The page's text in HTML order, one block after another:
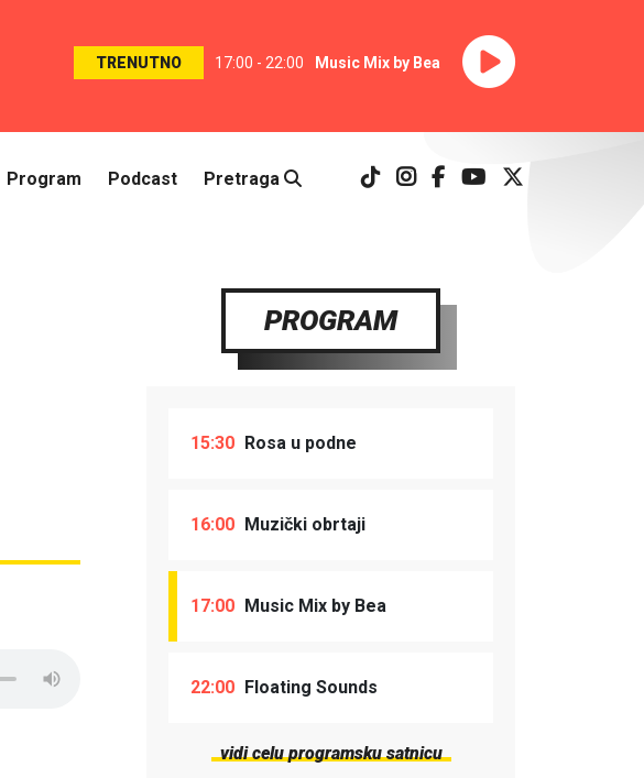
TRENUTNO 17:00 - 22:00 Music Mix by Bea
Program Podcast Pretraga
PROGRAM
15:30 Rosa u podne
16:00 Muzički obrtaji
17:00 Music Mix by Bea
22:00 Floating Sounds
vidi celu programsku satnicu